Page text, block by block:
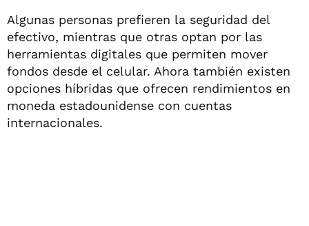
Algunas personas prefieren la seguridad del
efectivo, mientras que otras optan por las
herramientas digitales que permiten mover
fondos desde el celular. Ahora también existen
opciones híbridas que ofrecen rendimientos en
moneda estadounidense con cuentas
internacionales.